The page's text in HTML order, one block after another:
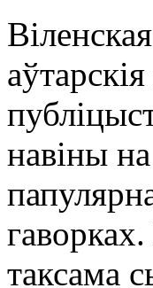
навіны
таксама